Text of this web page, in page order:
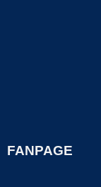
FANPAGE